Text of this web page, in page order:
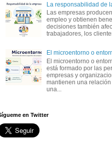
La responsabilidad de
Las empresas
empleo y obtienen
decisiones también
trabajadores, los
El microentorno o
El microentorno o
está formado por las
empresas y
mantienen una
una...
en Twitter